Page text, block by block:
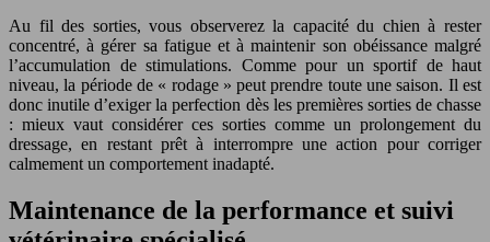
Au fil des sorties, vous observerez la capacité du chien à rester
concentré, à gérer sa fatigue et à maintenir son obéissance malgré
l’accumulation de stimulations. Comme pour un sportif de haut
niveau, la période de « rodage » peut prendre toute une saison. Il est
donc inutile d’exiger la perfection dès les premières sorties de chasse
: mieux vaut considérer ces sorties comme un prolongement du
dressage, en restant prêt à interrompre une action pour corriger
calmement un comportement inadapté.
Maintenance de la performance et suivi